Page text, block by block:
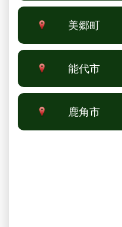
美郷町
能代市
鹿角市